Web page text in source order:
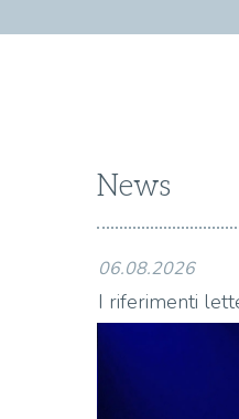
News
06.08.2026
I riferimenti